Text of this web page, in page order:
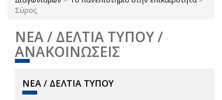
Σύρος
ΝΕΑ / ΔΕΛΤΙΑ ΤΥΠΟΥ /
ΑΝΑΚΟΙΝΩΣΕΙΣ
ΝΕΑ / ΔΕΛΤΙΑ ΤΥΠΟΥ